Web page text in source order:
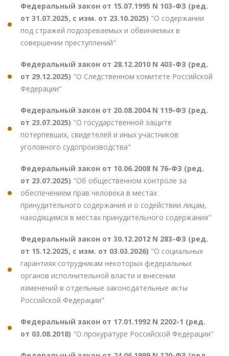
Федеральный закон от 15.07.1995 N 103-ФЗ (ред.
от 31.07.2025, с изм. от 23.10.2025) "О содержании
под стражей подозреваемых и обвиняемых в
совершении преступлений"
Федеральный закон от 28.12.2010 N 403-ФЗ (ред.
от 29.12.2025) "О Следственном комитете Российской
Федерации"
Федеральный закон от 20.08.2004 N 119-ФЗ (ред.
от 23.07.2025) "О государственной защите
потерпевших, свидетелей и иных участников
уголовного судопроизводства"
Федеральный закон от 10.06.2008 N 76-ФЗ (ред.
от 23.07.2025) "Об общественном контроле за
обеспечением прав человека в местах
принудительного содержания и о содействии лицам,
находящимся в местах принудительного содержания"
Федеральный закон от 30.12.2012 N 283-ФЗ (ред.
от 15.12.2025, с изм. от 03.03.2026) "О социальных
гарантиях сотрудникам некоторых федеральных
органов исполнительной власти и внесении
изменений в отдельные законодательные акты
Российской Федерации"
Федеральный закон от 17.01.1992 N 2202-1 (ред.
от 03.08.2018) "О прокуратуре Российской Федерации"